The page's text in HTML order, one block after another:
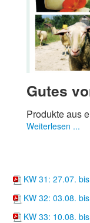
Gutes
Produkte aus
Weiterlesen ...
KW 31: 27.07.
KW 32: 03.08.
KW 33: 10.08.